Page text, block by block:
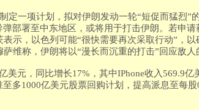
定一项计划，拟对伊朗发动一轮“短促而猛烈”
部署至中东地区，或将用于打击伊朗。若申
示，以色列可能“很快需要再次采取行动”，
维称，伊朗将以“漫长而沉重的打击”回应敌人
美元，同比增长17%，其中IPhone收入569.9
多1000亿美元股票回购计划，提高派息至每股